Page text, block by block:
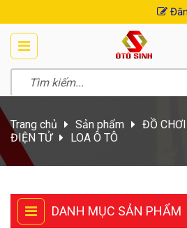
Trang chủ Sản phẩm
ĐỒ
ĐIỆN TỬ
LOA Ô TÔ
DANH MỤC SẢN PHẨM